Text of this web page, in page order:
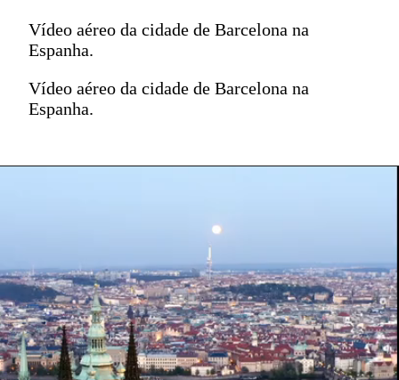
Vídeo aéreo da cidade de Barcelona na
Espanha.
Vídeo aéreo da cidade de Barcelona na
Espanha.